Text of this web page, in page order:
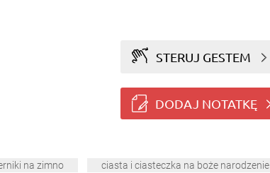
STERUJ GESTEM
DODAJ NOTATKĘ
na zimno ciasta i ciasteczka na boże narodzenie